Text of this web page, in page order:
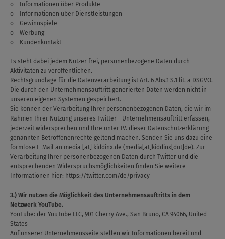
o Informationen über Produkte
o Informationen über Dienstleistungen
o Gewinnspiele
o Werbung
o Kundenkontakt
Es steht dabei jedem Nutzer frei, personenbezogene Daten durch
Aktivitäten zu veröffentlichen.
Rechtsgrundlage für die Datenverarbeitung ist Art. 6 Abs.1 S.1 lit. a DSGVO.
Die durch den Unternehmensauftritt generierten Daten werden nicht in
unseren eigenen Systemen gespeichert.
Sie können der Verarbeitung Ihrer personenbezogenen Daten, die wir im
Rahmen Ihrer Nutzung unseres Twitter - Unternehmensauftritt erfassen,
jederzeit widersprechen und Ihre unter IV. dieser Datenschutzerklärung
genannten Betroffenenrechte geltend machen. Senden Sie uns dazu eine
formlose E-Mail an media [at] kiddinx.de (media[at]kiddinx[dot]de). Zur
Verarbeitung Ihrer personenbezogenen Daten durch Twitter und die
entsprechenden Widerspruchsmöglichkeiten finden Sie weitere
Informationen hier: https://twitter.com/de/privacy
3.) Wir nutzen die Möglichkeit des Unternehmensauftritts in dem
Netzwerk YouTube.
YouTube: der YouTube LLC, 901 Cherry Ave., San Bruno, CA 94066, United
States
Auf unserer Unternehmensseite stellen wir Informationen bereit und